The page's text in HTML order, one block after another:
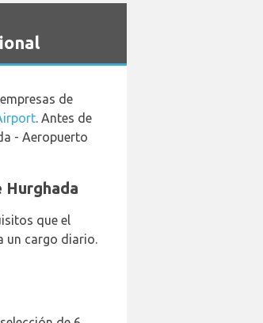
de
. Antes de
- Aeropuerto
que el
un cargo diario.